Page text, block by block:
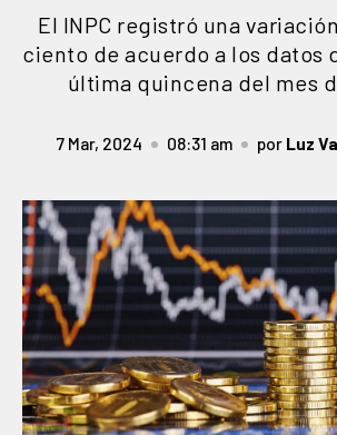
El INPC registró una
ciento de acuerdo a los datos
última quincena del mes
7 Mar, 2024 08:31 am por Luz